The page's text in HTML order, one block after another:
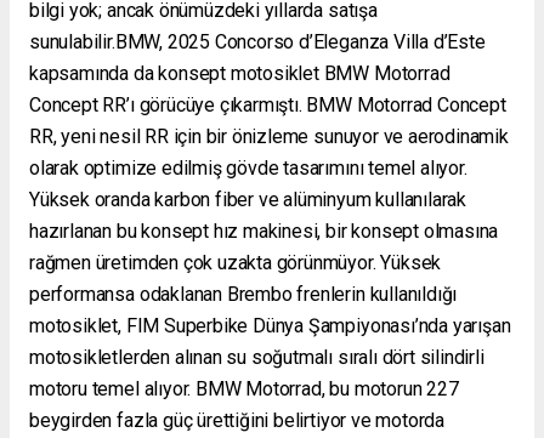
bilgi yok; ancak önümüzdeki yıllarda satışa
sunulabilir.BMW, 2025 Concorso d’Eleganza Villa d’Este
kapsamında da konsept motosiklet BMW Motorrad
Concept RR’ı görücüye çıkarmıştı. BMW Motorrad Concept
RR, yeni nesil RR için bir önizleme sunuyor ve aerodinamik
olarak optimize edilmiş gövde tasarımını temel alıyor.
Yüksek oranda karbon fiber ve alüminyum kullanılarak
hazırlanan bu konsept hız makinesi, bir konsept olmasına
rağmen üretimden çok uzakta görünmüyor. Yüksek
performansa odaklanan Brembo frenlerin kullanıldığı
motosiklet, FIM Superbike Dünya Şampiyonası’nda yarışan
motosikletlerden alınan su soğutmalı sıralı dört silindirli
motoru temel alıyor. BMW Motorrad, bu motorun 227
beygirden fazla güç ürettiğini belirtiyor ve motorda